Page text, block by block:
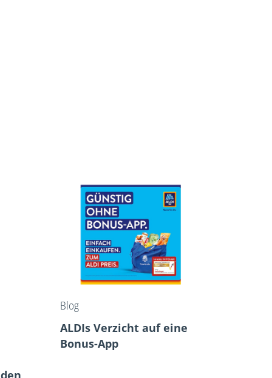
Blog
ALDIs Verzicht auf eine
Bonus-App